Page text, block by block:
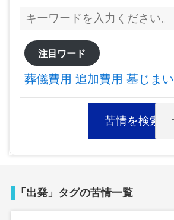
注目ワード
葬儀費用 追加費用 墓じまい
苦情を検索
「出発」タグの苦情一覧